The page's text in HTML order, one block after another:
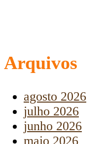
Arquivos
agosto 2026
julho 2026
junho 2026
maio 2026